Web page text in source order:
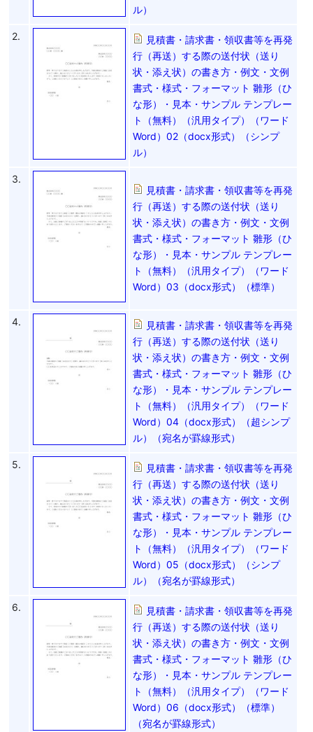
ル）
2.
見積書・請求書・領収書等を再発
行（再送）する際の送付状（送り
状・添え状）の書き方・例文・文例
書式・様式・フォーマット 雛形（ひ
な形）・見本・サンプル テンプレー
ト（無料）（汎用タイプ）（ワード
Word）02（docx形式）（シンプ
ル）
3.
見積書・請求書・領収書等を再発
行（再送）する際の送付状（送り
状・添え状）の書き方・例文・文例
書式・様式・フォーマット 雛形（ひ
な形）・見本・サンプル テンプレー
ト（無料）（汎用タイプ）（ワード
Word）03（docx形式）（標準）
4.
見積書・請求書・領収書等を再発
行（再送）する際の送付状（送り
状・添え状）の書き方・例文・文例
書式・様式・フォーマット 雛形（ひ
な形）・見本・サンプル テンプレー
ト（無料）（汎用タイプ）（ワード
Word）04（docx形式）（超シンプ
ル）（宛名が罫線形式）
5.
見積書・請求書・領収書等を再発
行（再送）する際の送付状（送り
状・添え状）の書き方・例文・文例
書式・様式・フォーマット 雛形（ひ
な形）・見本・サンプル テンプレー
ト（無料）（汎用タイプ）（ワード
Word）05（docx形式）（シンプ
ル）（宛名が罫線形式）
6.
見積書・請求書・領収書等を再発
行（再送）する際の送付状（送り
状・添え状）の書き方・例文・文例
書式・様式・フォーマット 雛形（ひ
な形）・見本・サンプル テンプレー
ト（無料）（汎用タイプ）（ワード
Word）06（docx形式）（標準）
（宛名が罫線形式）